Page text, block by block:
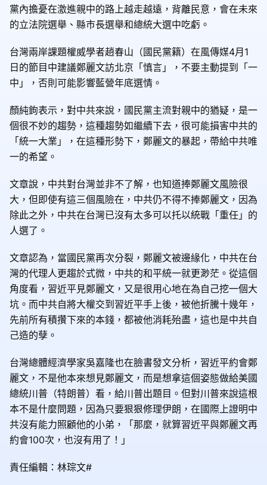
黨內擔憂在激進親中的路上越走越遠，背離民意，會在未來
的立法院選舉、縣巿長選舉和總統大選中吃虧。
台灣兩岸課題權威學者趙春山（國民黨籍）在風傳媒4月1
日的節目中建議鄭麗文訪北京「慎言」，不要主動提到「一
中」，否則可能影響藍營年底選情。
顏純鉤表示，對中共來說，國民黨主流對親中的猶疑，是一
個很不妙的趨勢，這種趨勢如繼續下去，很可能損害中共的
「統一大業」，在這種形勢下，鄭麗文的暴起，帶給中共唯
一的希望。
文章說，中共對台灣並非不了解，也知道捧鄭麗文風險很
大，但即使有這三個風險在，中共仍不得不捧鄭麗文，因為
除此之外，中共在台灣已沒有太多可以托以統戰「重任」的
人選了。
文章認為，當國民黨再次分裂，鄭麗文被邊緣化，中共在台
灣的代理人更趨於式微，中共的和平統一就更渺茫。從這個
角度看，習近平見鄭麗文，又是很用心地在為自己挖一個大
坑。而中共自將大權交到習近平手上後，被他折騰十幾年，
先前所有積攢下來的本錢，都被他消耗殆盡，這也是中共自
己造的孽。
台灣總體經濟學家吳嘉隆也在臉書發文分析，習近平約會鄭
麗文，不是他本來想見鄭麗文，而是想拿這個姿態做給美國
總統川普（特朗普）看，給川普出題目。但對川普來說這根
本不是什麼問題，因為只要狠狠修理伊朗，在國際上證明中
共沒有能力照顧他的小弟，「那麼，就算習近平與鄭麗文再
約會100次，也沒有用了！」
責任編輯：林琮文#